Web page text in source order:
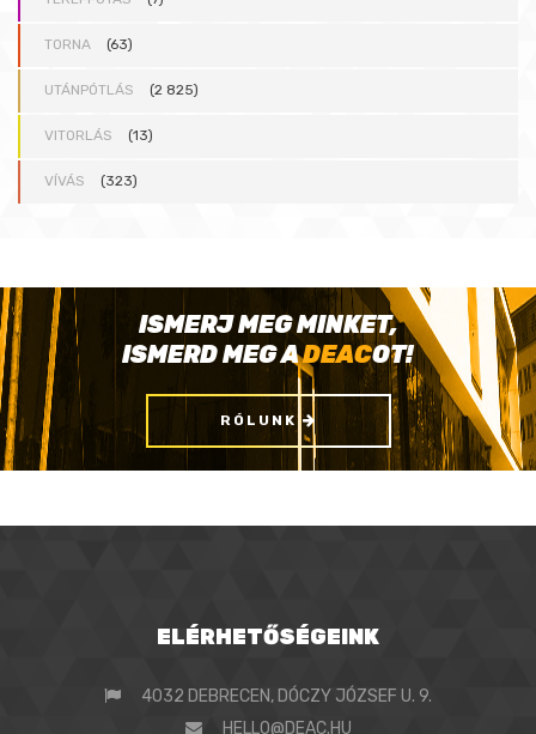
TORNA (63)
UTÁNPÓTLÁS (2 825)
VITORLÁS (13)
VÍVÁS (323)
ISMERJ MEG MINKET,
ISMERD MEG ADEACOT!
RÓLUNK
ELÉRHETŐSÉGEINK
4032 DEBRECEN, DÓCZY JÓZSEF U. 9.
HELLO@DEAC.HU